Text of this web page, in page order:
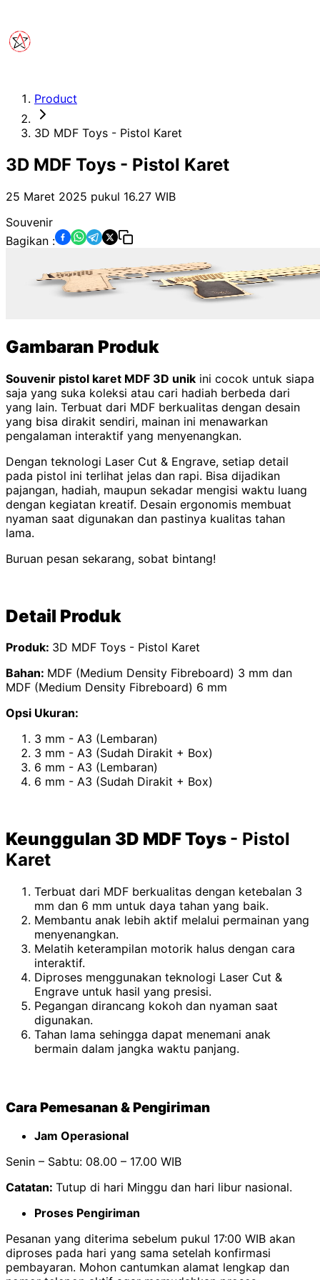
Product
3D MDF Toys - Pistol Karet
3D MDF Toys - Pistol Karet
25 Maret 2025 pukul 16.27 WIB
Souvenir
Bagikan :
Gambaran Produk
Souvenir pistol karet MDF 3D unik ini cocok untuk siapa
saja yang suka koleksi atau cari hadiah berbeda dari
yang lain. Terbuat dari MDF berkualitas dengan desain
yang bisa dirakit sendiri, mainan ini menawarkan
pengalaman interaktif yang menyenangkan.
Dengan teknologi Laser Cut & Engrave, setiap detail
pada pistol ini terlihat jelas dan rapi. Bisa dijadikan
pajangan, hadiah, maupun sekadar mengisi waktu luang
dengan kegiatan kreatif. Desain ergonomis membuat
nyaman saat digunakan dan pastinya kualitas tahan
lama.
Buruan pesan sekarang, sobat bintang!
Detail Produk
Produk: 3D MDF Toys - Pistol Karet
Bahan: MDF (Medium Density Fibreboard) 3 mm dan
MDF (Medium Density Fibreboard) 6 mm
Opsi Ukuran:
3 mm - A3 (Lembaran)
3 mm - A3 (Sudah Dirakit + Box)
6 mm - A3 (Lembaran)
6 mm - A3 (Sudah Dirakit + Box)
Keunggulan 3D MDF Toys - Pistol
Karet
Terbuat dari MDF berkualitas dengan ketebalan 3
mm dan 6 mm untuk daya tahan yang baik.
Membantu anak lebih aktif melalui permainan yang
menyenangkan.
Melatih keterampilan motorik halus dengan cara
interaktif.
Diproses menggunakan teknologi Laser Cut &
Engrave untuk hasil yang presisi.
Pegangan dirancang kokoh dan nyaman saat
digunakan.
Tahan lama sehingga dapat menemani anak
bermain dalam jangka waktu panjang.
Cara Pemesanan & Pengiriman
Jam Operasional
Senin – Sabtu: 08.00 – 17.00 WIB
Catatan: Tutup di hari Minggu dan hari libur nasional.
Proses Pengiriman
Pesanan yang diterima sebelum pukul 17:00 WIB akan
diproses pada hari yang sama setelah konfirmasi
pembayaran. Mohon cantumkan alamat lengkap dan